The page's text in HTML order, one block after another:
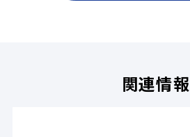
関連情報